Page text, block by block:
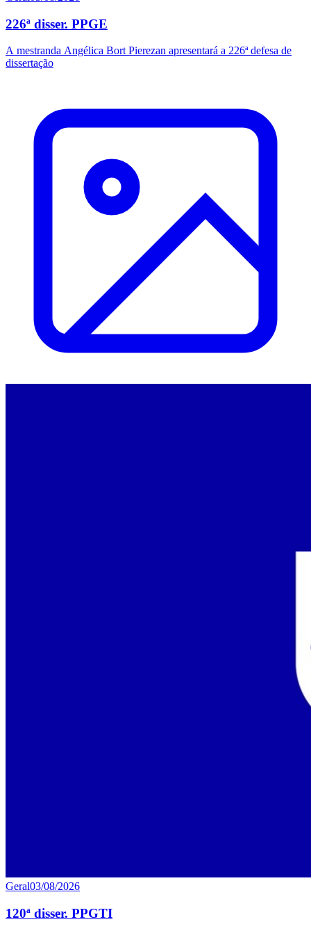
226ª disser. PPGE
A mestranda Angélica Bort Pierezan apresentará a 226ª defesa de
dissertação
Geral03/08/2026
120ª disser. PPGTI